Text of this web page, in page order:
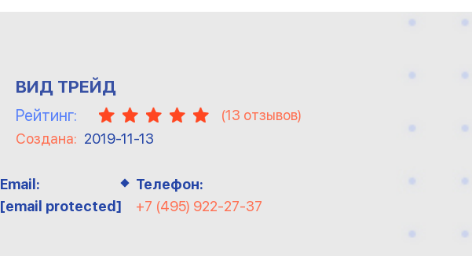
ВИД ТРЕЙД
Рейтинг: (13 отзывов)
Создана: 2019-11-13
Email:
[email protected]
Телефон:
+7 (495) 922-27-37